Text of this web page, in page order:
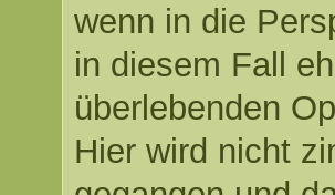
wenn in die
in diesem Fall
überlebenden
Hier wird nicht